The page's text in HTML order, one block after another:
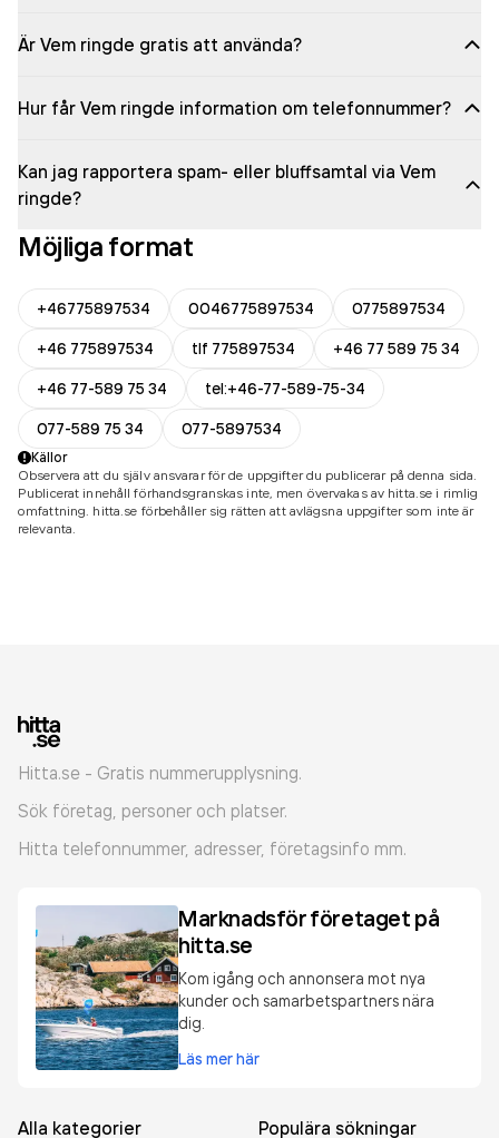
Är Vem ringde gratis att använda?
Hur får Vem ringde information om telefonnummer?
Kan jag rapportera spam- eller bluffsamtal via Vem
ringde?
Möjliga format
+46775897534 0046775897534
0775897534
+46 775897534
tlf 775897534
+46 77 589 75 34
+46 77-589 75 34
tel:+46-77-589-75-34
077-589 75 34
077-5897534
Källor
Observera att du själv ansvarar för de uppgifter du publicerar på denna sida.
Publicerat innehåll förhandsgranskas inte, men övervakas av hitta.se i rimlig
omfattning. hitta.se förbehåller sig rätten att avlägsna uppgifter som inte är
relevanta.
Hitta.se - Gratis nummerupplysning.
Sök företag, personer och platser.
Hitta telefonnummer, adresser, företagsinfo mm.
Marknadsför företaget på
hitta.se
Kom igång och annonsera mot nya
kunder och samarbetspartners nära
dig.
Läs mer här
Alla kategorier Populära sökningar